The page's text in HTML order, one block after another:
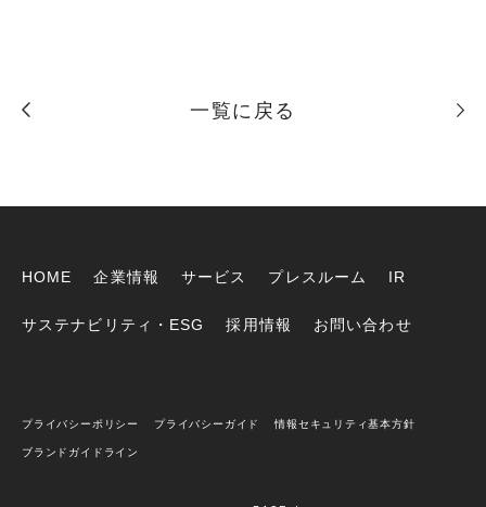
一覧に戻る
HOME 企業情報 サービス プレスルーム IR
サステナビリティ・ESG 採用情報 お問い合わせ
プライバシーポリシー プライバシーガイド
情報セキュリティ基本方針
ブランドガイドライン